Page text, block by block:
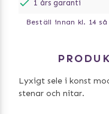
1 års garanti
Beställ innan kl. 14
Lyxigt sele i konst
stenar och nitar.